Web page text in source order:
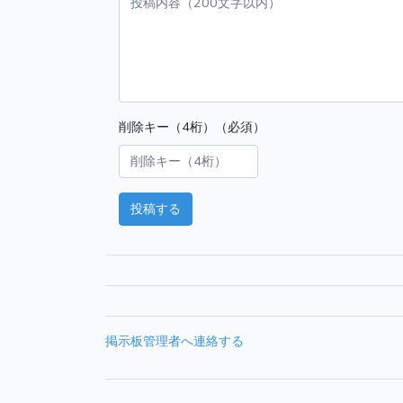
削除キー（4桁）（必須）
投稿する
掲示板管理者へ連絡する